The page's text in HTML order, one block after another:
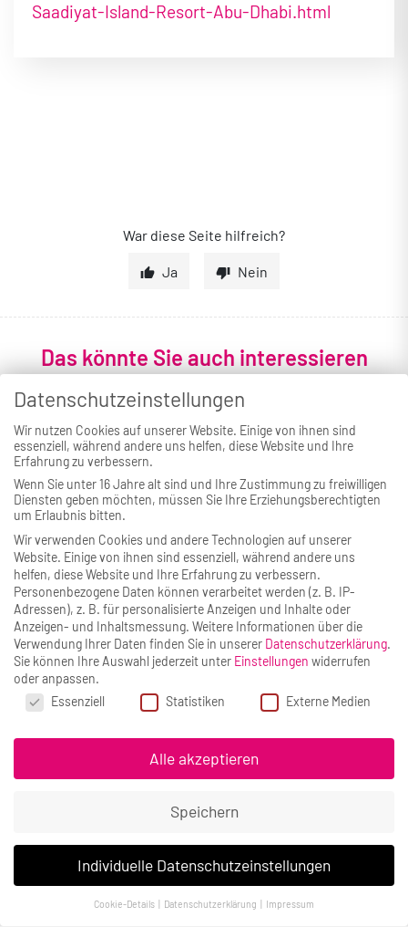
Saadiyat-Island-Resort-Abu-Dhabi.html
War diese Seite hilfreich?
Ja Nein
Das könnte Sie auch interessieren
keyboard_arrow_left
Beirut Sur Mer
Das Beirut Sur Mer ist ein libanesisches Restaurant
und vom Guide Michelin mit dem Bib Gourmand
ausgezeichnet.
Alle Aktivitäten »
Datenschutzeinstellungen
Wir nutzen Cookies auf unserer Website. Einige von ihnen sind
essenziell, während andere uns helfen, diese Website und Ihre
Erfahrung zu verbessern.
Wenn Sie unter 16 Jahre alt sind und Ihre Zustimmung zu freiwilligen
Diensten geben möchten, müssen Sie Ihre Erziehungsberechtigten
um Erlaubnis bitten.
Wir verwenden Cookies und andere Technologien auf unserer
Website. Einige von ihnen sind essenziell, während andere uns
helfen, diese Website und Ihre Erfahrung zu verbessern.
Personenbezogene Daten können verarbeitet werden (z. B. IP-
Adressen), z. B. für personalisierte Anzeigen und Inhalte oder
Anzeigen- und Inhaltsmessung. Weitere Informationen über die
Verwendung Ihrer Daten finden Sie in unserer Datenschutzerklärung.
Sie können Ihre Auswahl jederzeit unter Einstellungen widerrufen
oder anpassen.
Datenschutzeinstellungen
Essenziell Statistiken Externe Medien
Alle akzeptieren
Speichern
Individuelle Datenschutzeinstellungen
Cookie-Details Datenschutzerklärung Impressum